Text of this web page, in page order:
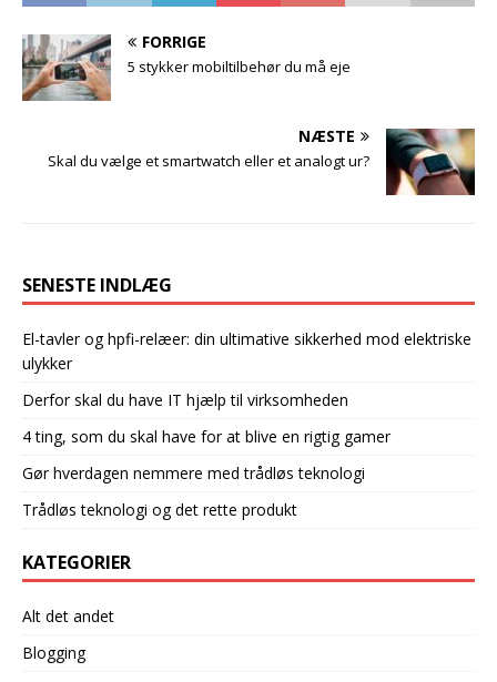
FORRIGE
5 stykker mobiltilbehør du må eje
NÆSTE
Skal du vælge et smartwatch eller et analogt ur?
SENESTE INDLÆG
El-tavler og hpfi-relæer: din ultimative sikkerhed mod elektriske
ulykker
Derfor skal du have IT hjælp til virksomheden
4 ting, som du skal have for at blive en rigtig gamer
Gør hverdagen nemmere med trådløs teknologi
Trådløs teknologi og det rette produkt
KATEGORIER
Alt det andet
Blogging